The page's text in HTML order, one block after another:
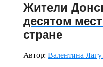
Жители
десятом
стране
Автор: Валентина